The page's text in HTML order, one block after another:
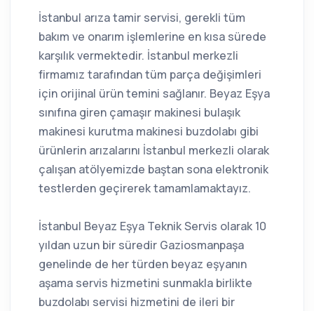
İstanbul arıza tamir servisi, gerekli tüm
bakım ve onarım işlemlerine en kısa sürede
karşılık vermektedir. İstanbul merkezli
firmamız tarafından tüm parça değişimleri
için orijinal ürün temini sağlanır. Beyaz Eşya
sınıfına giren çamaşır makinesi bulaşık
makinesi kurutma makinesi buzdolabı gibi
ürünlerin arızalarını İstanbul merkezli olarak
çalışan atölyemizde baştan sona elektronik
testlerden geçirerek tamamlamaktayız.
İstanbul Beyaz Eşya Teknik Servis olarak 10
yıldan uzun bir süredir Gaziosmanpaşa
genelinde de her türden beyaz eşyanın
aşama servis hizmetini sunmakla birlikte
buzdolabı servisi hizmetini de ileri bir